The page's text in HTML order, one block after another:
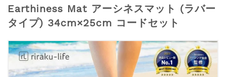
Earthiness Mat アーシネスマット (ラバー
タイプ) 34cm×25cm コードセット